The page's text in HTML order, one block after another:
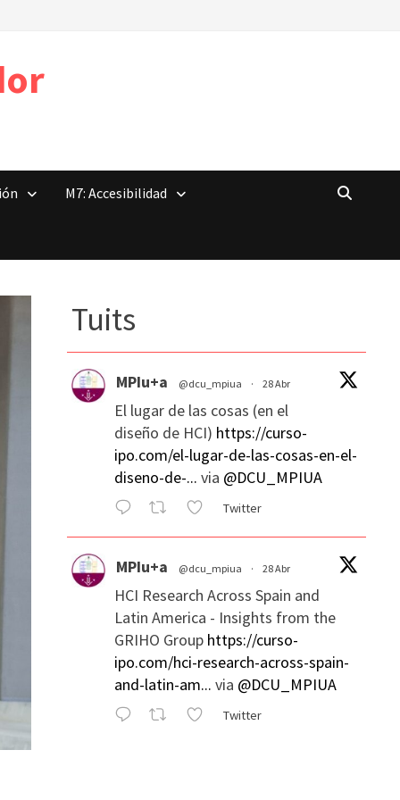
M7: Accesibilidad
Tuits
MPIu+a @dcu_mpiua · 28 Abr
El lugar de las cosas (en el
diseño de HCI) https://curso-
ipo.com/el-lugar-de-las-cosas-en-el-
diseno-de-... via @DCU_MPIUA
Twitter
MPIu+a @dcu_mpiua · 28 Abr
HCI Research Across Spain and
Latin America - Insights from the
GRIHO Group https://curso-
ipo.com/hci-research-across-spain-
and-latin-am... via @DCU_MPIUA
Twitter